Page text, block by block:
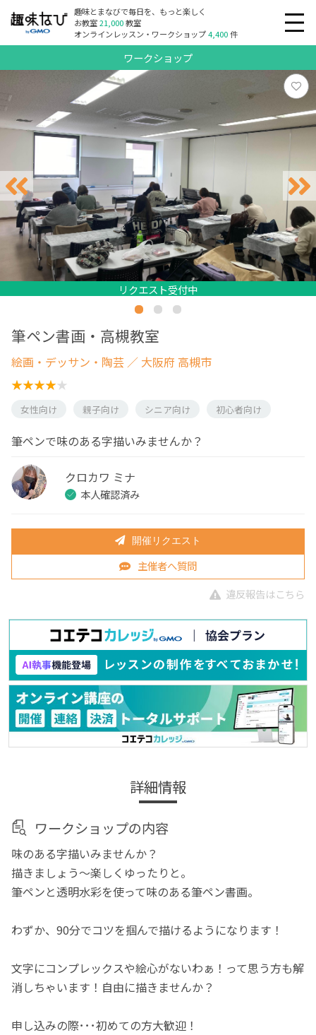
趣味とまなびで毎日を、もっと楽しく
お教室21,000教室
オンラインレッスン・ワークショップ4,400件
ワークショップ
リクエスト受付中
リクエスト受付中
リクエスト受付中
リクエスト受付中
筆ペン書画・高槻教室
絵画・デッサン・陶芸 ／ 大阪府 高槻市
女性向け 親子向け シニア向け 初心者向け
筆ペンで味のある字描いみませんか？
クロカワ ミナ
本人確認済み
開催リクエスト
主催者へ質問
違反報告はこちら
詳細情報
ワークショップの内容
味のある字描いみませんか？
描きましょう～楽しくゆったりと。
筆ペンと透明水彩を使って味のある筆ペン書画。
わずか、90分でコツを掴んで描けるようになります！
文字にコンプレックスや絵心がないわぁ！って思う方も解
消しちゃいます！自由に描きませんか？
申し込みの際･･･初めての方大歓迎！